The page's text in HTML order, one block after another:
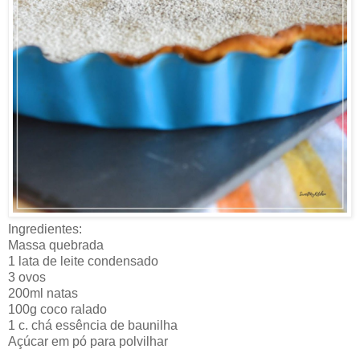
Ingredientes:
Massa quebrada
1 lata de leite condensado
3 ovos
200ml natas
100g coco ralado
1 c. chá essência de baunilha
Açúcar em pó para polvilhar